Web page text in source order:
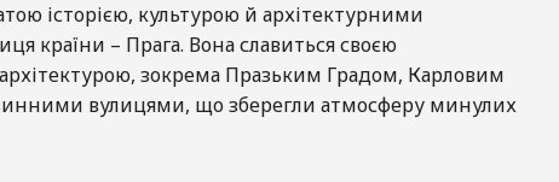
історією, культурою й архітектурними
країни – Прага. Вона славиться своєю
зокрема Празьким Градом, Карловим
вулицями, що зберегли атмосферу минулих